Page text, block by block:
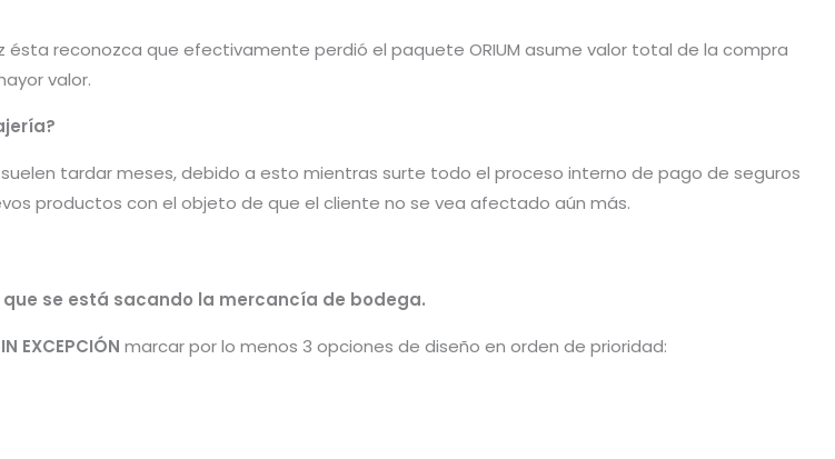
ésta reconozca que efectivamente perdió el paquete ORIUM asume valor total de la compra
valor.
tardar meses, debido a esto mientras surte todo el proceso interno de pago de seguros
productos con el objeto de que el cliente no se vea afectado aún más.
se está sacando la mercancía de bodega.
EXCEPCIÓN marcar por lo menos 3 opciones de diseño en orden de prioridad: